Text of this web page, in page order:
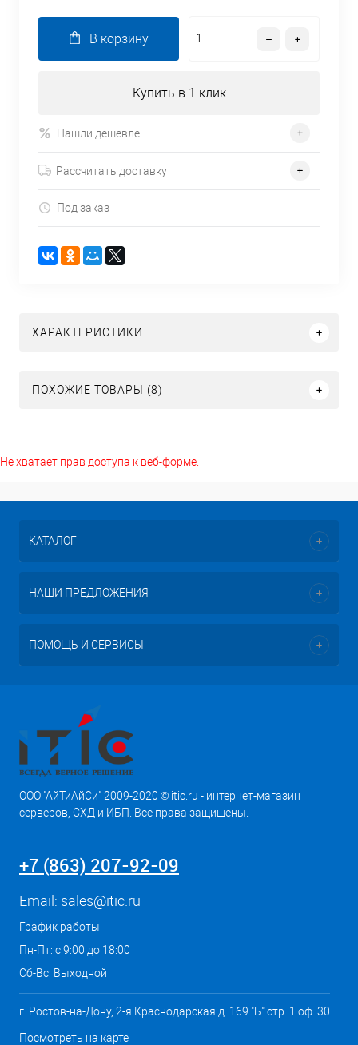
В корзину
Купить в 1 клик
Нашли дешевле
Рассчитать доставку
Под заказ
ХАРАКТЕРИСТИКИ
ПОХОЖИЕ ТОВАРЫ (8)
Не хватает прав доступа к веб-форме.
КАТАЛОГ
НАШИ ПРЕДЛОЖЕНИЯ
ПОМОЩЬ И СЕРВИСЫ
ООО "АйТиАйСи" 2009-2020 © itic.ru - интернет-магазин
серверов, СХД и ИБП. Все права защищены.
+7 (863) 207-92-09
Email: sales@itic.ru
График работы
Пн-Пт: с 9:00 до 18:00
Сб-Вс: Выходной
г. Ростов-на-Дону, 2-я Краснодарская д. 169 "Б" стр. 1 оф. 30
Посмотреть на карте